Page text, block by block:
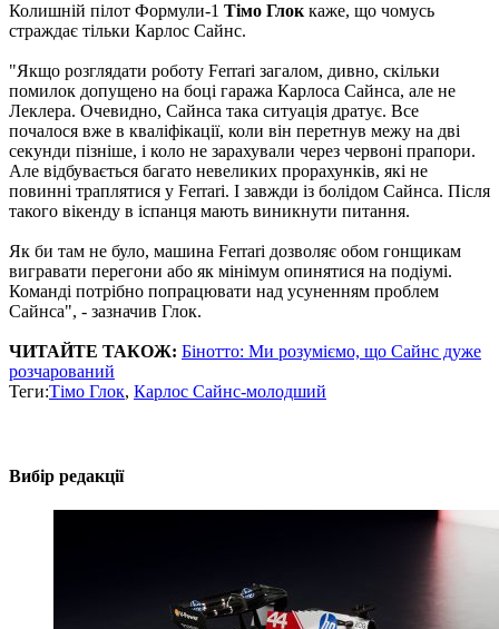
Колишній пілот Формули-1 Тімо Глоккаже, що чомусь
страждає тільки Карлос Сайнс.
"Якщо розглядати роботу Ferrari загалом, дивно, скільки
помилок допущено на боці гаража Карлоса Сайнса, але не
Леклера. Очевидно, Сайнса така ситуація дратує. Все
почалося вже в кваліфікації, коли він перетнув межу на дві
секунди пізніше, і коло не зарахували через червоні прапори.
Але відбувається багато невеликих прорахунків, які не
повинні траплятися у Ferrari. І завжди із болідом Сайнса. Після
такого вікенду в іспанця мають виникнути питання.
Як би там не було, машина Ferrari дозволяє обом гонщикам
вигравати перегони або як мінімум опинятися на подіумі.
Команді потрібно попрацювати над усуненням проблем
Сайнса", - зазначив Глок.
ЧИТАЙТЕ ТАКОЖ: Бінотто: Ми розуміємо, що Сайнс дуже
розчарований
Теги:Тімо Глок, Карлос Сайнс-молодший
Вибір редакції